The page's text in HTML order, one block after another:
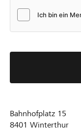
Bahnhofplatz 15
8401 Winterthur